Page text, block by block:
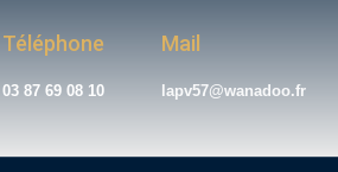
Téléphone
03 87 69 08 10
Mail
lapv57@wanadoo.fr